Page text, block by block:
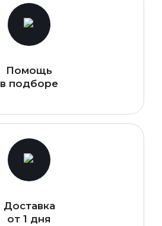
Помощь
в подборе
Доставка
от 1 дня